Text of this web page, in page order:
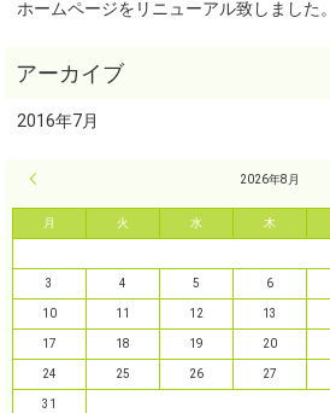
ホームページをリニューアル致しました。
2016年7月
2026年8月
月 火 水 木
3 4 5 6
10 11 12 13
17 18 19 20
24 25 26 27
31